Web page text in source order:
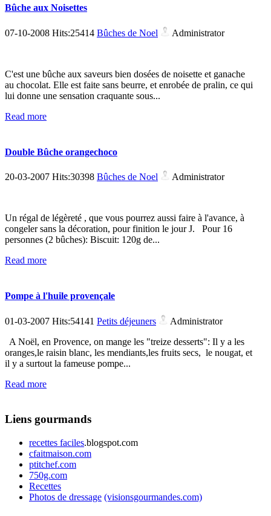
Bûche aux Noisettes
07-10-2008 Hits:25414 Bûches de Noel Administrator
C'est une bûche aux saveurs bien dosées de noisette et ganache
au chocolat. Elle est faite sans beurre, et enrobée de pralin, ce qui
lui donne une sensation craquante sous...
Read more
Double Bûche orangechoco
20-03-2007 Hits:30398 Bûches de Noel Administrator
Un régal de légèreté , que vous pourrez aussi faire à l'avance, à
congeler sans la décoration, pour finition le jour J. Pour 16
personnes (2 bûches): Biscuit: 120g de...
Read more
Pompe à l'huile provençale
01-03-2007 Hits:54141 Petits déjeuners
Administrator
A Noël, en Provence, on mange les "treize desserts": Il y a les
oranges,le raisin blanc, les mendiants,les fruits secs, le nougat, et
il y a surtout la fameuse pompe...
Read more
Liens gourmands
recettes faciles.blogspot.com
cfaitmaison.com
ptitchef.com
750g.com
Recettes
Photos de dressage (visionsgourmandes.com)